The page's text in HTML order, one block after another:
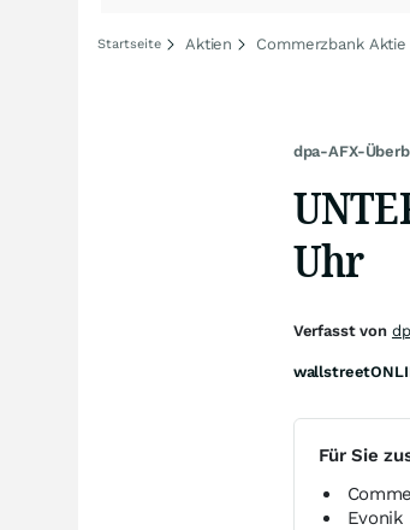
Startseite Aktien Commerzbank Aktie
dpa-AFX-
Uhr
Für Sie
Verfasst von